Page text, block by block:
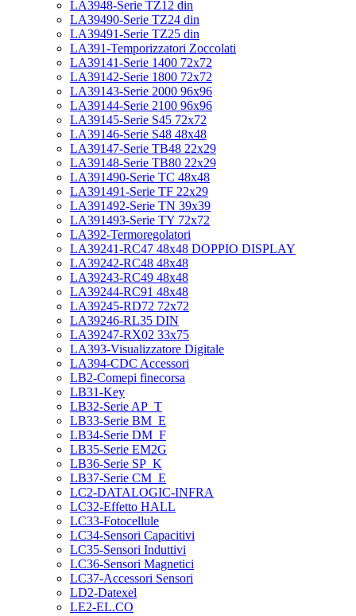
LA3948-Serie TZ12 din
LA39490-Serie TZ24 din
LA39491-Serie TZ25 din
LA391-Temporizzatori Zoccolati
LA39141-Serie 1400 72x72
LA39142-Serie 1800 72x72
LA39143-Serie 2000 96x96
LA39144-Serie 2100 96x96
LA39145-Serie S45 72x72
LA39146-Serie S48 48x48
LA39147-Serie TB48 22x29
LA39148-Serie TB80 22x29
LA391490-Serie TC 48x48
LA391491-Serie TF 22x29
LA391492-Serie TN 39x39
LA391493-Serie TY 72x72
LA392-Termoregolatori
LA39241-RC47 48x48 DOPPIO DISPLAY
LA39242-RC48 48x48
LA39243-RC49 48x48
LA39244-RC91 48x48
LA39245-RD72 72x72
LA39246-RL35 DIN
LA39247-RX02 33x75
LA393-Visualizzatore Digitale
LA394-CDC Accessori
LB2-Comepi finecorsa
LB31-Key
LB32-Serie AP_T
LB33-Serie BM_E
LB34-Serie DM_F
LB35-Serie EM2G
LB36-Serie SP_K
LB37-Serie CM_E
LC2-DATALOGIC-INFRA
LC32-Effetto HALL
LC33-Fotocellule
LC34-Sensori Capacitivi
LC35-Sensori Induttivi
LC36-Sensori Magnetici
LC37-Accessori Sensori
LD2-Datexel
LE2-EL.CO